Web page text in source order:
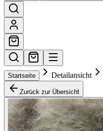
Startseite Detailansicht
Zurück zur Übersicht